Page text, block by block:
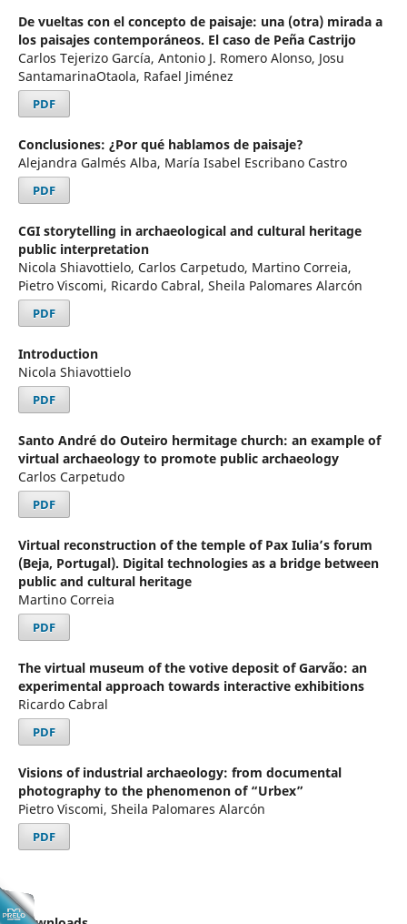
De vueltas con el concepto de paisaje: una (otra) mirada a
los paisajes contemporáneos. El caso de Peña Castrijo
Carlos Tejerizo García, Antonio J. Romero Alonso, Josu
SantamarinaOtaola, Rafael Jiménez
PDF
Conclusiones: ¿Por qué hablamos de paisaje?
Alejandra Galmés Alba, María Isabel Escribano Castro
PDF
CGI storytelling in archaeological and cultural heritage
public interpretation
Nicola Shiavottielo, Carlos Carpetudo, Martino Correia,
Pietro Viscomi, Ricardo Cabral, Sheila Palomares Alarcón
PDF
Introduction
Nicola Shiavottielo
PDF
Santo André do Outeiro hermitage church: an example of
virtual archaeology to promote public archaeology
Carlos Carpetudo
PDF
Virtual reconstruction of the temple of Pax Iulia’s forum
(Beja, Portugal). Digital technologies as a bridge between
public and cultural heritage
Martino Correia
PDF
The virtual museum of the votive deposit of Garvão: an
experimental approach towards interactive exhibitions
Ricardo Cabral
PDF
Visions of industrial archaeology: from documental
photography to the phenomenon of “Urbex”
Pietro Viscomi, Sheila Palomares Alarcón
PDF